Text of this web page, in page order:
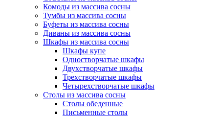
Комоды из массива сосны
Тумбы из массива сосны
Буфеты из массива сосны
Диваны из массива сосны
Шкафы из массива сосны
Шкафы купе
Одностворчатые шкафы
Двухстворчатые шкафы
Трехстворчатые шкафы
Четырехстворчатые шкафы
Столы из массива сосны
Столы обеденные
Письменные столы